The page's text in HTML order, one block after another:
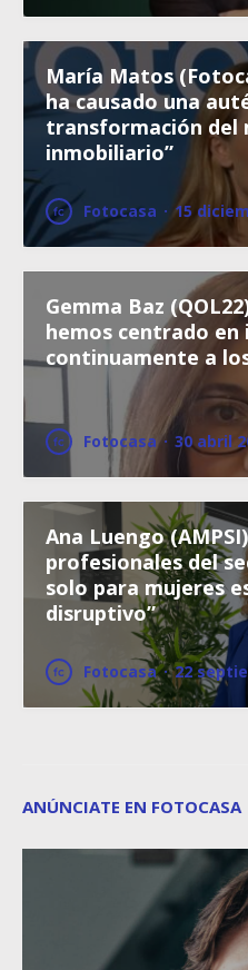
María Matos
ha causado una
transformación del
inmobiliario”
Fotocasa · 15
Gemma Baz
hemos centrado
continuamente a
Fotocasa · 30 abril
Ana Luengo
profesionales del
solo para mujeres
disruptivo”
Fotocasa · 22
ANÚNCIATE EN FOTOCASA